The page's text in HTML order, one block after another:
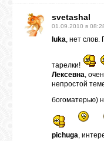
svetashal
01.09.2010 в
luka, нет слов.
тарелки!
Лексевна,
непростой
богоматерью)
pichuga,